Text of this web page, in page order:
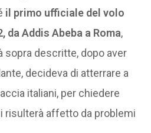
il primo ufficiale del volo
da Addis Abeba a Roma,
sopra descritte, dopo aver
decideva di atterrare a
italiani, per chiedere
risulterà affetto da problemi